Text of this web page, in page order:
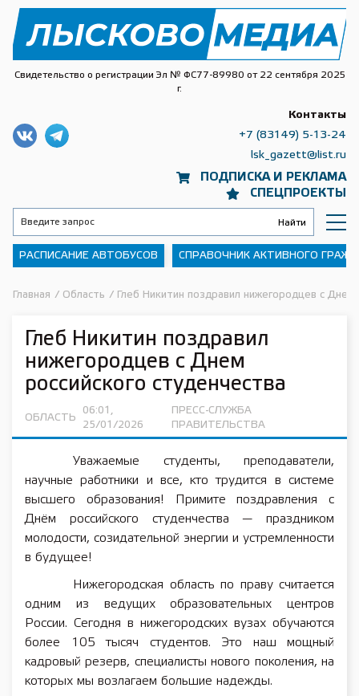
Свидетельство о регистрации Эл № ФС77-89980 от 22 сентября 2025
г.
ПОДПИСКА И РЕКЛАМА
СПЕЦПРОЕКТЫ
Контакты
+7 (83149) 5-13-24
lsk_gazett@list.ru
РАСПИСАНИЕ АВТОБУСОВ СПРАВОЧНИК АКТИВНОГО
Главная / Область / Глеб Никитин поздравил нижегородцев с Днем
Глеб Никитин поздравил
нижегородцев с Днем
российского студенчества
ОБЛАСТЬ
06:01,
25/01/2026
ПРЕСС-СЛУЖБА
ПРАВИТЕЛЬСТВА
Уважаемые студенты, преподаватели,
научные работники и все, кто трудится в системе
высшего образования! Примите поздравления с
Днём российского студенчества — праздником
молодости, созидательной энергии и устремленности
в будущее!
Нижегородская область по праву считается
одним из ведущих образовательных центров
России. Сегодня в нижегородских вузах обучаются
более 105 тысяч студентов. Это наш мощный
кадровый резерв, специалисты нового поколения, на
которых мы возлагаем большие надежды.